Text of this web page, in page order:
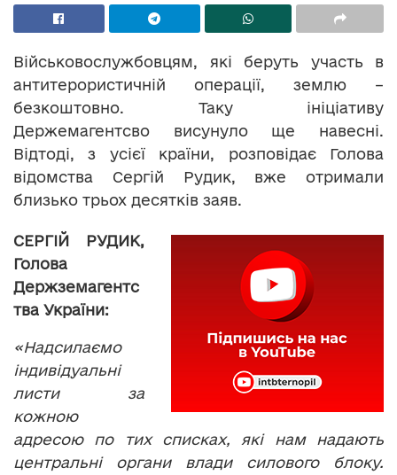
Військовослужбовцям, які беруть участь в
антитерористичній операції, землю –
безкоштовно. Таку ініціативу
Держемагентсво висунуло ще навесні.
Відтоді, з усієї країни, розповідає Голова
відомства Сергій Рудик, вже отримали
близько трьох десятків заяв.
СЕРГІЙ РУДИК,
Голова
Держземагентс
тва України:
«Надсилаємо
індивідуальні
листи за
кожною
адресою по тих списках, які нам надають
центральні органи влади силового блоку.